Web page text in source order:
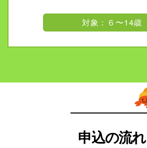
対象：６〜14歳
申込の流れ